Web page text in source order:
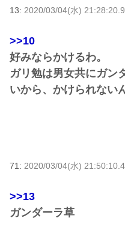
13: 2020/03/04(水)
>>10
好みならかけるわ。
ガリ勉は男女共にガン
いから、かけられない
71: 2020/03/04(水)
>>13
ガンダーラ草